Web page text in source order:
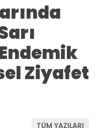
Ziyafet
TÜM YAZILARI